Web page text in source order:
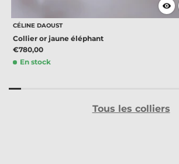
CÉLINE DAOUST
Collier or jaune éléphant
€780,00
En stock
Tous les colliers